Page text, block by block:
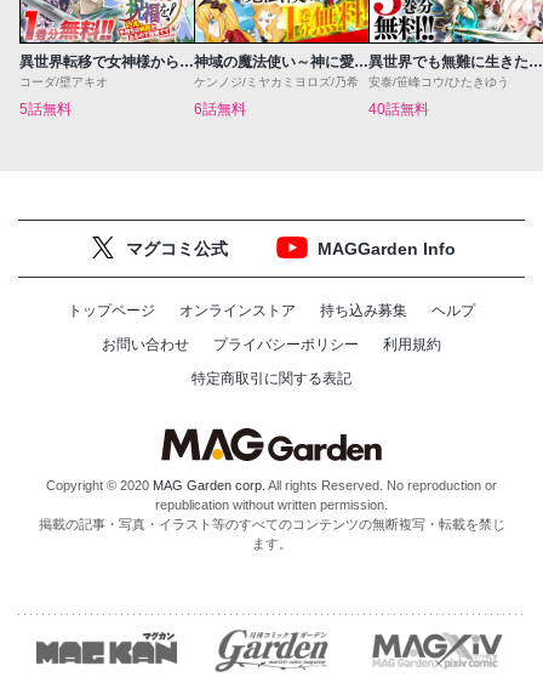
異世界転移で女神様から祝福を！～いえ、手持ちの異能があるので結構です～@COMIC
コーダ/壁アキオ
5話無料
神域の魔法使い～神に愛された落第生は魔法学院へ通う～
ケンノジ/ミヤカミヨロズ/乃希
6話無料
異世界でも無難に生きたい症候群
安泰/笹峰コウ/ひたきゆう
40話無料
マグコミ公式 MAGGarden Info
トップページ オンラインストア 持ち込み募集
ヘルプ
お問い合わせ
プライバシーポリシー
利用規約
特定商取引に関する表記
Copyright © 2020 MAG Garden corp. All rights Reserved. No reproduction or
republication without written permission.
掲載の記事・写真・イラスト等のすべてのコンテンツの無断複写・転載を禁じ
ます。